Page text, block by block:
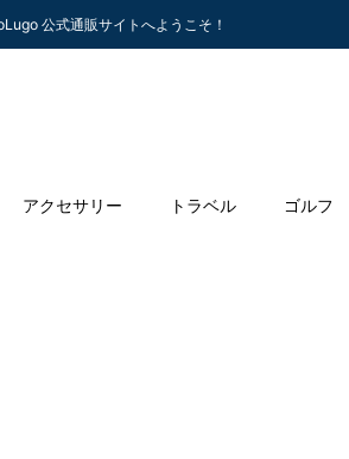
公式通販サイトへようこそ！
アクセサリー トラベル ゴルフ